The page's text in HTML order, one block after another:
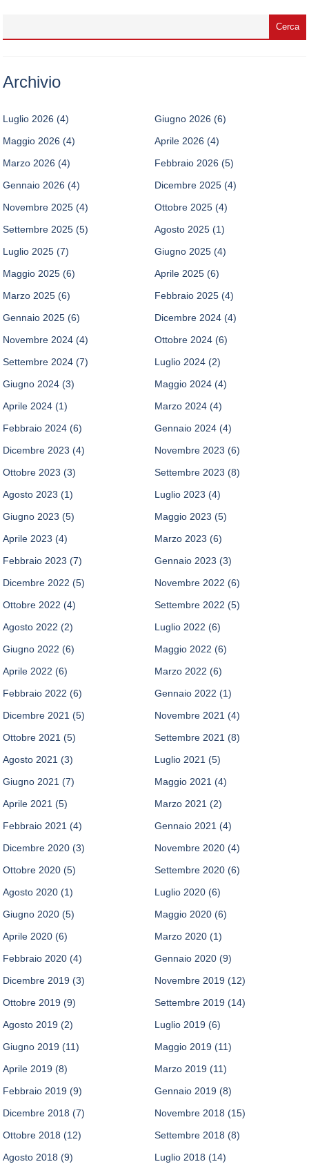
Archivio
Luglio 2026 (4) Giugno 2026 (6)
Maggio 2026 (4) Aprile 2026 (4)
Marzo 2026 (4) Febbraio 2026 (5)
Gennaio 2026 (4) Dicembre 2025 (4)
Novembre 2025 (4) Ottobre 2025 (4)
Settembre 2025 (5) Agosto 2025 (1)
Luglio 2025 (7) Giugno 2025 (4)
Maggio 2025 (6) Aprile 2025 (6)
Marzo 2025 (6) Febbraio 2025 (4)
Gennaio 2025 (6) Dicembre 2024 (4)
Novembre 2024 (4) Ottobre 2024 (6)
Settembre 2024 (7) Luglio 2024 (2)
Giugno 2024 (3) Maggio 2024 (4)
Aprile 2024 (1) Marzo 2024 (4)
Febbraio 2024 (6) Gennaio 2024 (4)
Dicembre 2023 (4) Novembre 2023 (6)
Ottobre 2023 (3) Settembre 2023 (8)
Agosto 2023 (1) Luglio 2023 (4)
Giugno 2023 (5) Maggio 2023 (5)
Aprile 2023 (4) Marzo 2023 (6)
Febbraio 2023 (7) Gennaio 2023 (3)
Dicembre 2022 (5) Novembre 2022 (6)
Ottobre 2022 (4) Settembre 2022 (5)
Agosto 2022 (2) Luglio 2022 (6)
Giugno 2022 (6) Maggio 2022 (6)
Aprile 2022 (6) Marzo 2022 (6)
Febbraio 2022 (6) Gennaio 2022 (1)
Dicembre 2021 (5) Novembre 2021 (4)
Ottobre 2021 (5) Settembre 2021 (8)
Agosto 2021 (3) Luglio 2021 (5)
Giugno 2021 (7) Maggio 2021 (4)
Aprile 2021 (5) Marzo 2021 (2)
Febbraio 2021 (4) Gennaio 2021 (4)
Dicembre 2020 (3) Novembre 2020 (4)
Ottobre 2020 (5) Settembre 2020 (6)
Agosto 2020 (1) Luglio 2020 (6)
Giugno 2020 (5) Maggio 2020 (6)
Aprile 2020 (6) Marzo 2020 (1)
Febbraio 2020 (4) Gennaio 2020 (9)
Dicembre 2019 (3) Novembre 2019 (12)
Ottobre 2019 (9) Settembre 2019 (14)
Agosto 2019 (2) Luglio 2019 (6)
Giugno 2019 (11) Maggio 2019 (11)
Aprile 2019 (8) Marzo 2019 (11)
Febbraio 2019 (9) Gennaio 2019 (8)
Dicembre 2018 (7) Novembre 2018 (15)
Ottobre 2018 (12) Settembre 2018 (8)
Agosto 2018 (9) Luglio 2018 (14)